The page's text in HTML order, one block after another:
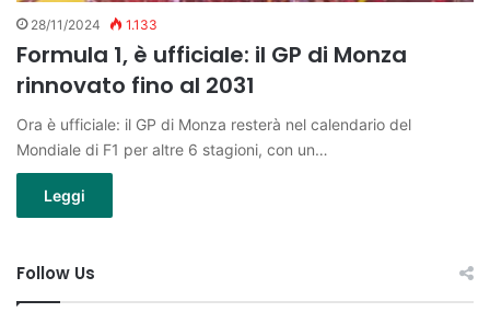
28/11/2024 1.133
Formula 1, è ufficiale: il GP di Monza
rinnovato fino al 2031
Ora è ufficiale: il GP di Monza resterà nel calendario del
Mondiale di F1 per altre 6 stagioni, con un…
Leggi
Follow Us